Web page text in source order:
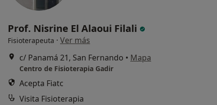
Prof. Nisrine El Alaoui Filali
Fisioterapeuta · Ver más
c/ Panamá 21, San Fernando • Mapa
Centro de Fisioterapia Gadir
Acepta Fiatc
Visita Fisioterapia